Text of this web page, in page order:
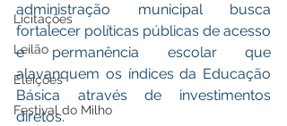
Licitações
Leilão
Eleições
Festival do Milho
administração municipal busca
fortalecer políticas públicas de acesso
e permanência escolar que
alavanquem os índices da Educação
Básica através de investimentos
diretos.